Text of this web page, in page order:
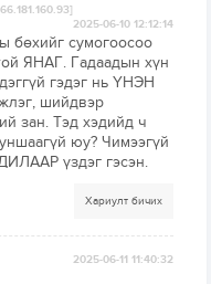
2025-06-10 12:12:14
бөхийг сумогоосоо
ЯНАГ. Гадаадын хүн
гэдэг нь ҮНЭН
шийдвэр
зан. Тэд хэдийд ч
юу? Чимээгүй
үздэг гэсэн.
Хариулт бичих
2025-06-11 11:40:32